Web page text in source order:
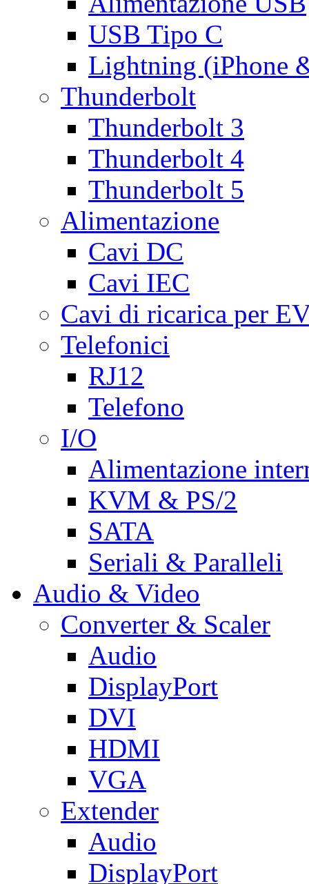
USB Tipo C
Lightning (iPhone
Thunderbolt
Thunderbolt 3
Thunderbolt 4
Thunderbolt 5
Alimentazione
Cavi DC
Cavi IEC
Cavi di ricarica per
Telefonici
RJ12
Telefono
I/O
Alimentazione
KVM & PS/2
SATA
Seriali & Paralleli
Audio & Video
Converter & Scaler
Audio
DisplayPort
DVI
HDMI
VGA
Extender
Audio
DisplayPort